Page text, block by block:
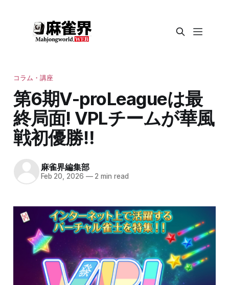
コラム・講座
第6期V-proLeagueは最
終局面! VPLチームが華風
戦初優勝‼
麻雀界編集部
Feb 20, 2026 —2 min read